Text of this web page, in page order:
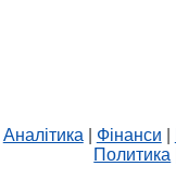
Аналітика Фінанси
Политика